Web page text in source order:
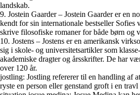
landskab.
9. Jostein Gaarder – Jostein Gaarder er en
kendt for sin internationale bestseller Sofies
skrive filosofiske romaner for både børn og
10. Jostens – Jostens er en amerikansk
sig i skole- og universitetsartikler som
akademiske dragter og årsskrifter. De har
over 120 år.
jostling: Jostling refererer til en handling af
ryste en person eller genstand groft i en